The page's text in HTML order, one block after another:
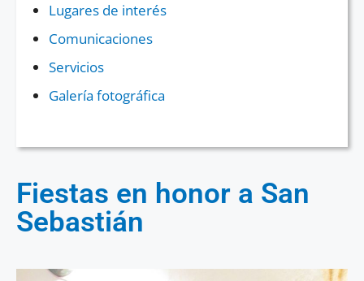
Fiestas en honor a San
Sebastián
Lugares de interés
Comunicaciones
Servicios
Galería fotográfica